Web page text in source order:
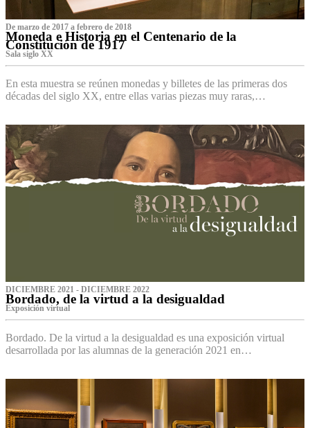
De marzo de 2017 a febrero de 2018
Moneda e Historia en el Centenario de la
Constitución de 1917
Sala siglo XX
En esta muestra se reúnen monedas y billetes de las primeras dos
décadas del siglo XX, entre ellas varias piezas muy raras,…
DICIEMBRE 2021 - DICIEMBRE 2022
Bordado, de la virtud a la desigualdad
Exposición virtual‌
Bordado. De la virtud a la desigualdad es una exposición virtual
desarrollada por las alumnas de la generación 2021 en…